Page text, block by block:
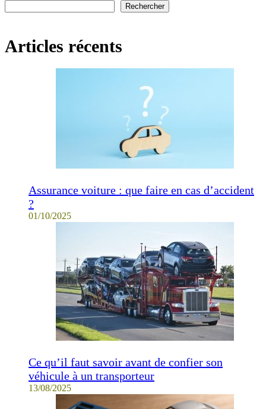
Rechercher
Articles récents
Assurance voiture : que faire en cas d’accident
?
01/10/2025
Ce qu’il faut savoir avant de confier son
véhicule à un transporteur
13/08/2025